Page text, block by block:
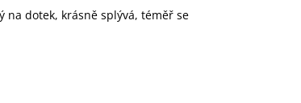
na dotek, krásně splývá, téměř se